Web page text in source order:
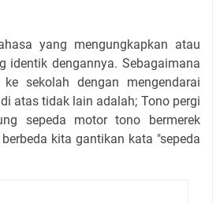
yang mengungkapkan atau
identik dengannya. Sebagaimana
sekolah dengan mengendarai
atas tidak lain adalah; Tono pergi
sepeda motor tono bermerek
kita gantikan kata "sepeda